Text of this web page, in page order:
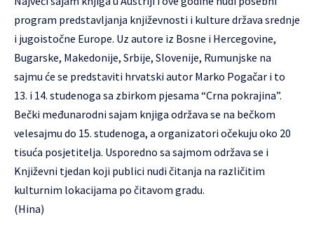
program predstavljanja književnosti i kulture država srednje
i jugoistočne Europe. Uz autore iz Bosne i Hercegovine,
Bugarske, Makedonije, Srbije, Slovenije, Rumunjske na
sajmu će se predstaviti hrvatski autor Marko Pogačar i to
13. i 14. studenoga sa zbirkom pjesama “Crna pokrajina”.
Bečki međunarodni sajam knjiga održava se na bečkom
velesajmu do 15. studenoga, a organizatori očekuju oko 20
tisuća posjetitelja. Usporedno sa sajmom održava se i
Književni tjedan koji publici nudi čitanja na različitim
kulturnim lokacijama po čitavom gradu.
(Hina)